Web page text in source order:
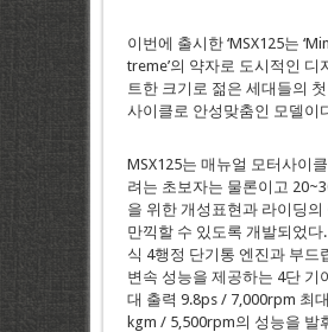
이번에 출시한 ‘MSX125는
treme’의 약자로 도시적인 디
트한 크기로 젊은 세대들의
사이클로 안성맞춤인 모델이
MSX125는 매뉴얼 모터사이
려는 초보자는 물론이고
을 위한 개성표현과 라이딩의
만끽할 수 있도록 개발되었다
식 4행정 단기통 엔진과 부드
변속 성능을 제공하는 4단 기
대 출력 9.8ps / 7,000rpm 최
kgm / 5,500rpm의 성능을 발